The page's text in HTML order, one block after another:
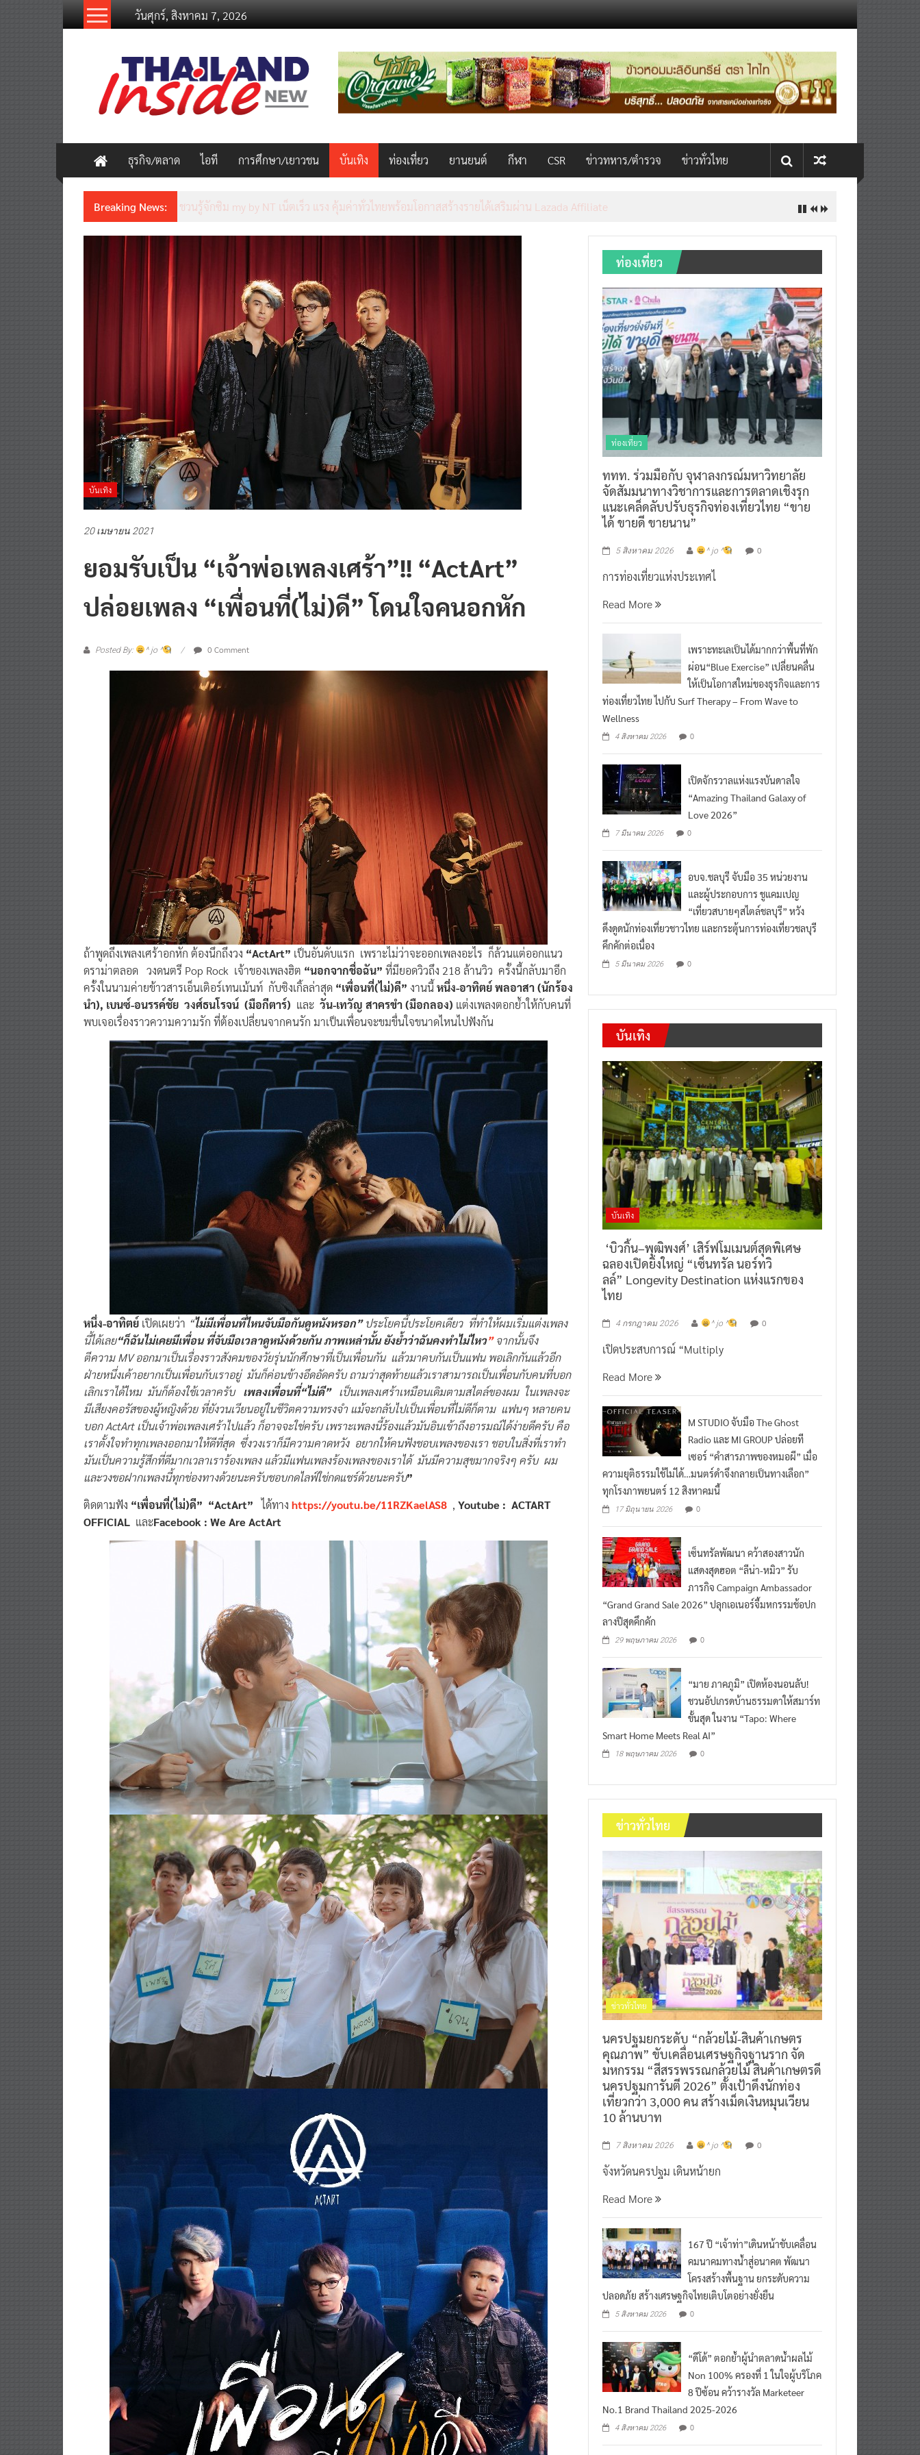
วันศุกร์, สิงหาคม 7, 2026
thailandinsidenew.com
Thailand
Inside
New
ธุรกิจ/ตลาด ไอที การศึกษา/เยาวชน บันเทิง ท่องเที่ยว ยานยนต์ กีฬา CSR ข่าวทหาร/ตำรวจ ข่าวทั่วไทย
Breaking News: ชวนรู้จักซิม my by NT เน็ตเร็ว แรง คุ้มค่าทั่วไทยพร้อมโอกาสสร้างรายได้เสริมผ่าน Lazada Affiliate
บันเทิง
20 เมษายน 2021
ยอมรับเป็น “เจ้าพ่อเพลงเศร้า”!! “ActArt”
ปล่อยเพลง “เพื่อนที่(ไม่)ดี” โดนใจคนอกหัก
Posted By: ^ jo ^ 0 Comment
ถ้าพูดถึงเพลงเศร้าอกหัก ต้องนึกถึงวง “ActArt” เป็นอันดับแรก เพราะไม่ว่าจะออกเพลงอะไร ก็ล้วนแต่ออกแนว
ดราม่าตลอด วงดนตรี Pop Rock เจ้าของเพลงฮิต “นอกจากชื่อฉัน” ที่มียอดวิวถึง 218 ล้านวิว ครั้งนี้กลับมาอีก
ครั้งในนามค่ายข้าวสารเอ็นเติอร์เทนเม้นท์ กับซิงเกิ้ลล่าสุด “เพื่อนที่(ไม่)ดี” งานนี้หนึ่ง-อาทิตย์ พลอาสา (นักร้อง
นำ), เบนซ์-อนรรค์ชัย วงศ์ธนโรจน์ (มือกีตาร์) และ วัน-เทวัญ สาครขำ(มือกลอง) แต่งเพลงตอกย้ำให้กับคนที่
พบเจอเรื่องราวความความรัก ที่ต้องเปลี่ยนจากคนรัก มาเป็นเพื่อนจะขมขื่นใจขนาดไหนไปฟังกัน
หนึ่ง-อาทิตย์ เปิดเผยว่า “ไม่มีเพื่อนที่ไหนจับมือกันดูหนังหรอก”ประโยคนี้ประโยคเดียว ที่ทำให้ผมเริ่มแต่งเพลง
นี้ได้เลย“ก็ฉันไม่เคยมีเพื่อน ที่จับมือเวลาดูหนังด้วยกัน ภาพเหล่านั้น ยังย้ำว่าฉันคงทำไม่ไหว” จากนั้นจึง
ตีความ MV ออกมาเป็นเรื่องราวสังคมของวัยรุ่นนักศึกษาที่เป็นเพื่อนกัน แล้วมาคบกันเป็นแฟน พอเลิกกันแล้วอีก
ฝ่ายหนึ่งเค้าอยากเป็นเพื่อนกับเราอยู่ มันก็ค่อนข้างอึดอัดครับ ถามว่าสุดท้ายแล้วเราสามารถเป็นเพื่อนกับคนที่บอก
เลิกเราได้ไหม มันก็ต้องใช้เวลาครับ เพลงเพื่อนที่“ไม่ดี”เป็นเพลงเศร้าเหมือนเดิมตามสไตล์ของผม ในเพลงจะ
มีเสียงคอรัสของผู้หญิงด้วย ที่ยังวนเวียนอยู่ในชีวิตความทรงจำ แม้จะกลับไปเป็นเพื่อนที่ไม่ดีก็ตาม แฟนๆ หลายคน
บอก ActArt เป็นเจ้าพ่อเพลงเศร้าไปแล้ว ก็อาจจะใช่ครับ เพราะเพลงนี้ร้องแล้วมันอินเข้าถึงอารมณ์ได้ง่ายดีครับ คือ
เราตั้งใจทำทุกเพลงออกมาให้ดีที่สุด ซึ่งวงเราก็มีความคาดหวัง อยากให้คนฟังชอบเพลงของเรา ชอบในสิ่งที่เราทำ
มันเป็นความรู้สึกที่ดีมากเวลาเราร้องเพลง แล้วมีแฟนเพลงร้องเพลงของเราได้ มันมีความสุขมากจริงๆ ครับ ผม
และวงขอฝากเพลงนี้ทุกช่องทางด้วยนะครับชอบกดไลฟ์ใช่กดแชร์ด้วยนะครับ”
ติดตามฟัง “เพื่อนที่(ไม่)ดี” “ActArt” ได้ทาง https://youtu.be/11RZKaelAS8 , Youtube : ACTART
OFFICIAL และFacebook : We Are ActArt
ท่องเที่ยว
ท่องเที่ยว
ททท. ร่วมมือกับ จุฬาลงกรณ์มหาวิทยาลัย
จัดสัมมนาทางวิชาการและการตลาดเชิงรุก
แนะเคล็ดลับปรับธุรกิจท่องเที่ยวไทย “ขาย
ได้ ขายดี ขายนาน”
5 สิงหาคม 2026 ^ jo ^ 0
การท่องเที่ยวแห่งประเทศไ
Read More
เพราะทะเลเป็นได้มากกว่าพื้นที่พัก
ผ่อน“Blue Exercise” เปลี่ยนคลื่น
ให้เป็นโอกาสใหม่ของธุรกิจและการ
ท่องเที่ยวไทย ไปกับ Surf Therapy – From Wave to
Wellness
4 สิงหาคม 2026 0
เปิดจักรวาลแห่งแรงบันดาลใจ
“Amazing Thailand Galaxy of
Love 2026”
7 มีนาคม 2026 0
อบจ.ชลบุรี จับมือ 35 หน่วยงาน
และผู้ประกอบการ ชูแคมเปญ
“เที่ยวสบายๆสไตล์ชลบุรี” หวัง
ดึงดูดนักท่องเที่ยวชาวไทย และกระตุ้นการท่องเที่ยวชลบุรี
คึกคักต่อเนื่อง
5 มีนาคม 2026 0
บันเทิง
บันเทิง
‘บิวกิ้น–พุฒิพงศ์’ เสิร์ฟโมเมนต์สุดพิเศษ
ฉลองเปิดยิ่งใหญ่ “เซ็นทรัล นอร์ทวิ
ลล์” Longevity Destination แห่งแรกของ
ไทย
4 กรกฎาคม 2026 ^ jo ^ 0
เปิดประสบการณ์ “Multiply
Read More
M STUDIO จับมือ The Ghost
Radio และ MI GROUP ปล่อยที
เซอร์ “คำสารภาพของหมอผี” เมื่อ
ความยุติธรรมใช้ไม่ได้…มนตร์ดำจึงกลายเป็นทางเลือก”
ทุกโรงภาพยนตร์ 12 สิงหาคมนี้
17 มิถุนายน 2026 0
เซ็นทรัลพัฒนา คว้าสองสาวนัก
แสดงสุดฮอต “ลีน่า-หมิว” รับ
ภารกิจ Campaign Ambassador
“Grand Grand Sale 2026” ปลุกเอเนอร์จี้มหกรรมช้อปก
ลางปีสุดคึกคัก
29 พฤษภาคม 2026 0
“มาย ภาคภูมิ” เปิดห้องนอนลับ!
ชวนอัปเกรดบ้านธรรมดาให้สมาร์ท
ขั้นสุด ในงาน “Tapo: Where
Smart Home Meets Real AI”
18 พฤษภาคม 2026 0
ข่าวทั่วไทย
ข่าวทั่วไทย
นครปฐมยกระดับ “กล้วยไม้-สินค้าเกษตร
คุณภาพ” ขับเคลื่อนเศรษฐกิจฐานราก จัด
มหกรรม “สีสรรพรรณกล้วยไม้ สินค้าเกษตรดี
นครปฐมการันตี 2026” ตั้งเป้าดึงนักท่อง
เที่ยวกว่า 3,000 คน สร้างเม็ดเงินหมุนเวียน
10 ล้านบาท
7 สิงหาคม 2026 ^ jo ^ 0
จังหวัดนครปฐม เดินหน้ายก
Read More
167 ปี “เจ้าท่า”เดินหน้าขับเคลื่อน
คมนาคมทางน้ำสู่อนาคต พัฒนา
โครงสร้างพื้นฐาน ยกระดับความ
ปลอดภัย สร้างเศรษฐกิจไทยเติบโตอย่างยั่งยืน
5 สิงหาคม 2026 0
“ดีโด้” ตอกย้ำผู้นำตลาดน้ำผลไม้
Non 100% ครองที่ 1 ในใจผู้บริโภค
8 ปีซ้อน คว้ารางวัล Marketeer
No.1 Brand Thailand 2025-2026
4 สิงหาคม 2026 0